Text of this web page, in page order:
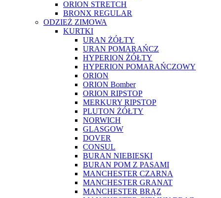
ORION STRETCH
BRONX REGULAR
ODZIEŻ ZIMOWA
KURTKI
URAN ŻÓŁTY
URAN POMARAŃCZ
HYPERION ŻÓŁTY
HYPERION POMARAŃCZOWY
ORION
ORION Bomber
ORION RIPSTOP
MERKURY RIPSTOP
PLUTON ŻÓŁTY
NORWICH
GLASGOW
DOVER
CONSUL
BURAN NIEBIESKI
BURAN POM Z PASAMI
MANCHESTER CZARNA
MANCHESTER GRANAT
MANCHESTER BRĄZ